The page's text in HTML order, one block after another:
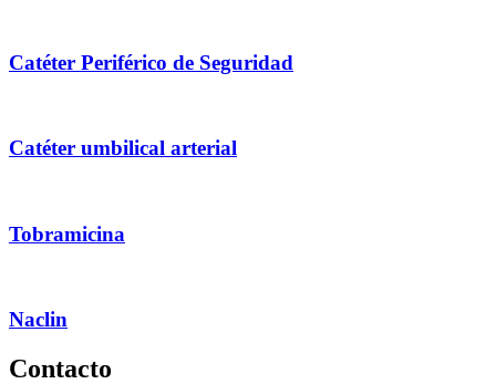
Catéter Periférico de Seguridad
Catéter umbilical arterial
Tobramicina
Naclin
Contacto